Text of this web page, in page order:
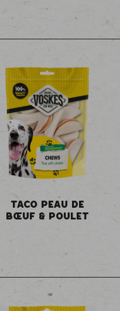
TACO PEAU DE
BŒUF & POULET